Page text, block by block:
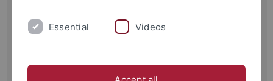
Tagungen
Essential Videos